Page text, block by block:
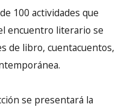
100 actividades que
encuentro literario se
de libro, cuentacuentos,
se presentará la